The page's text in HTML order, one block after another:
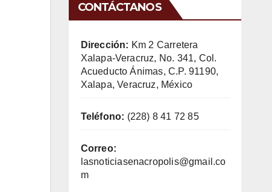
CONTÁCTANOS
Dirección: Km 2 Carretera
Xalapa-Veracruz, No. 341, Col.
Acueducto Ánimas, C.P. 91190,
Xalapa, Veracruz, México
Teléfono: (228) 8 41 72 85
Correo:
lasnoticiasenacropolis@gmail.co
m